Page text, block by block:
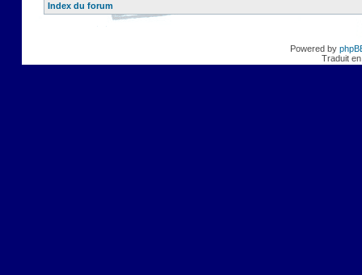
Index du forum
Powered by
Traduit